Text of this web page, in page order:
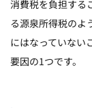
消費税を負担する
る源泉所得税のよ
にはなっていない
要因の1つです。